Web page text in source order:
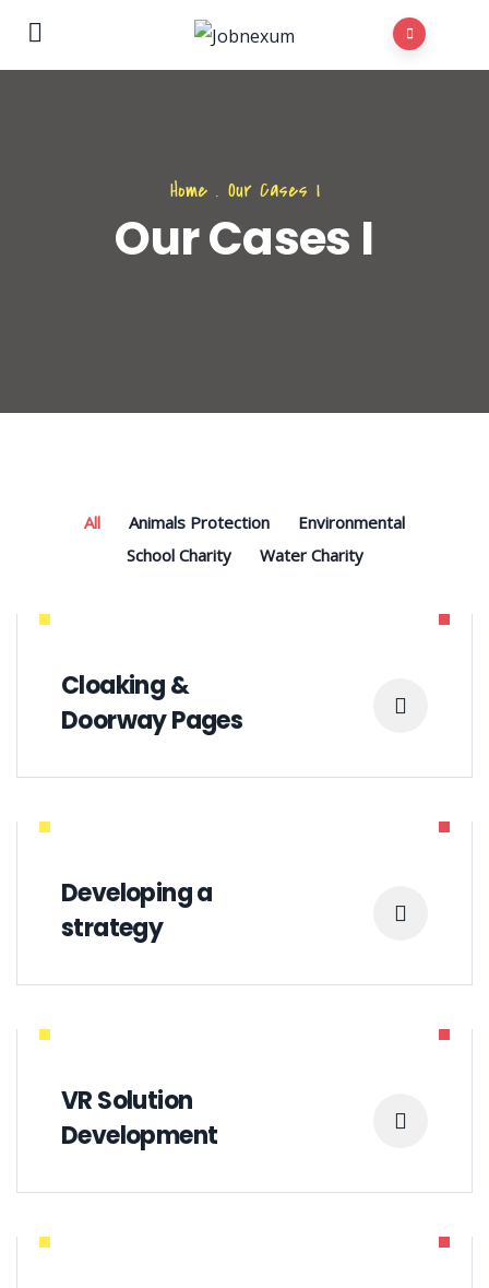
Home. Our Cases I
Our Cases I
All Animals Protection
Environmental
School Charity
Water Charity
Cloaking &
Doorway Pages
Developing a
strategy
VR Solution
Development